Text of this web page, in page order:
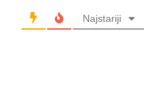
Najstariji